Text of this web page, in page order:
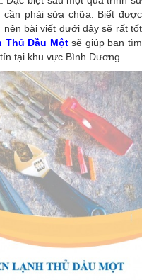
phải sửa chữa. Biết được
bài viết dưới đây sẽ rất tốt
Thủ Dầu Một sẽ giúp bạn tìm
tại khu vực Bình Dương.